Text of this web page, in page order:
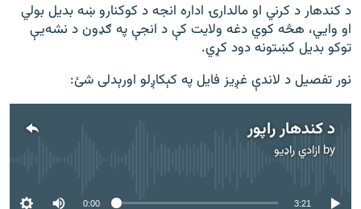
د ازادې اروپا/ ازادي راډيو ټولې پاڼې
د کندهار د کرني او مالدارۍ اداره انجه د کوکنارو ښه بدیل بولي
او وايي، هڅه کوي دغه ولایت کې د انجې په ګډون د نشه‌یې
توکو بديل کښتونه دود کړي.
نور تفصیل د لاندې غږيز فايل په کېکاږلو اورېدلی شئ:
د کندهار راپور
by ازادي راډیو
No media source currently available
0:00 3:21